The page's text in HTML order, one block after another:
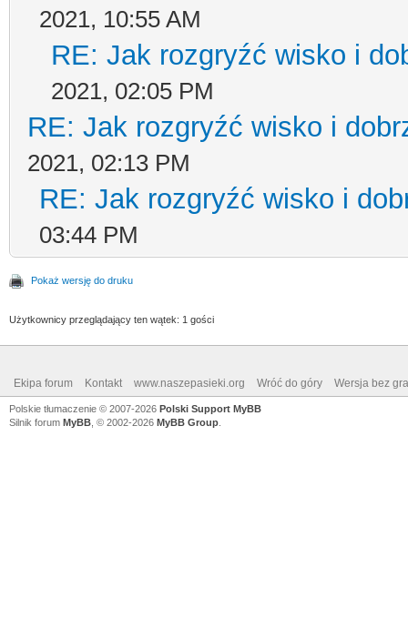
2021, 10:55 AM
RE: Jak rozgryźć wisko i
2021, 02:05 PM
RE: Jak rozgryźć wisko i
2021, 02:13 PM
RE: Jak rozgryźć wisko i
03:44 PM
Pokaż wersję do druku
Użytkownicy przeglądający ten wątek: 1 gości
Ekipa forum Kontakt www.naszepasieki.org Wróć do góry Wersja bez
Polskie tłumaczenie © 2007-2026 Polski Support MyBB
Silnik forum MyBB , © 2002-2026 MyBB Group